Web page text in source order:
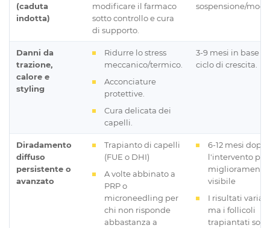
(caduta
indotta)
modificare il farmaco
sotto controllo e cura
di supporto.
sospensione/
Danni da
trazione,
calore e
styling
Ridurre lo stress
meccanico/termico.
Acconciature
protettive.
Cura delicata dei
capelli.
3-9 mesi in base al
ciclo di crescita.
Diradamento
diffuso
persistente o
avanzato
Trapianto di capelli
(FUE o DHI)
A volte abbinato a
PRP o
microneedling per
chi non risponde
abbastanza a
6-12 mesi dopo
l'intervento per
miglioramento
visibile
I risultati
ma i follicoli
trapiantati